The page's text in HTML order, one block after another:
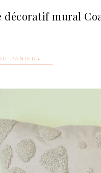
décoratif mural
PANIER